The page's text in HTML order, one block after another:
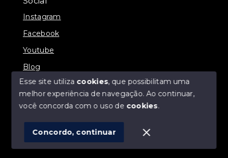
Instagram
Facebook
Youtube
Blog
© Copyright 2026 - Direct Imóveis - Todos os direitos
SITE PARA IMOBILIARIA
Esse site utiliza cookies, que possibilitam uma
melhor experiência de navegação.Ao continuar,
você concorda com o uso de cookies.
Concordo, continuar